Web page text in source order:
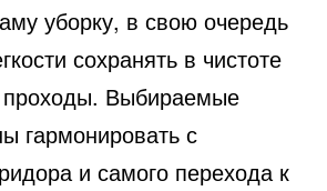
уборку, в свою очередь
сохранять в чистоте
Выбираемые
гармонировать с
и самого перехода к